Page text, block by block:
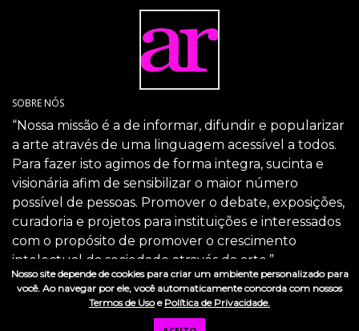
SOBRE NÓS
“Nossa missão é a de informar, difundir e popularizar
a arte através de uma linguagem acessível a todos.
Para fazer isto agimos de forma integra, sucinta e
visionária afim de sensibilizar o maior número
possível de pessoas. Promover o debate, exposições,
curadoria e projetos para instituições e interessados
com o propósito de promover o crescimento
intelectual da sociedade através da arte.”
SIGA-NOS
Nosso site depende de cookies para criar um ambiente personalizado para
você. Ao navegar por ele, você automaticamente concorda com nossos
Termos de Usoe Política de Privacidade.